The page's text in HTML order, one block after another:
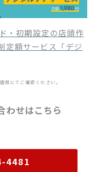
・初期設定の店頭作
額サービス「デジ
頭にてご確認ください。
わせはこちら
4481